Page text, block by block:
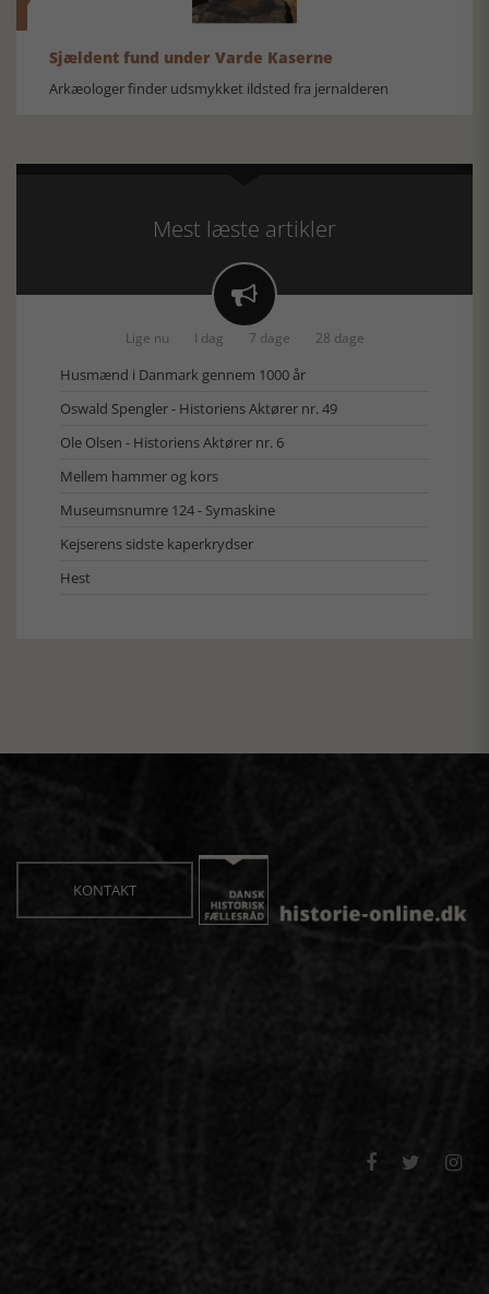
Sjældent fund under Varde Kaserne
Arkæologer finder udsmykket ildsted fra jernalderen
Mest læste artikler

Lige nu I dag 7 dage 28 dage
Husmænd i Danmark gennem 1000 år
Oswald Spengler - Historiens Aktører nr. 49
Ole Olsen - Historiens Aktører nr. 6
Mellem hammer og kors
Museumsnumre 124 - Symaskine
Kejserens sidste kaperkrydser
Hest
KONTAKT
  